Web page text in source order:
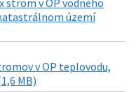
strom v OP vodného
území
v OP teplovodu,
MB)